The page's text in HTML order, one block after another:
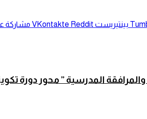
بينتيريست مشاركة
والمرافقة المدرسية ” محور دورة